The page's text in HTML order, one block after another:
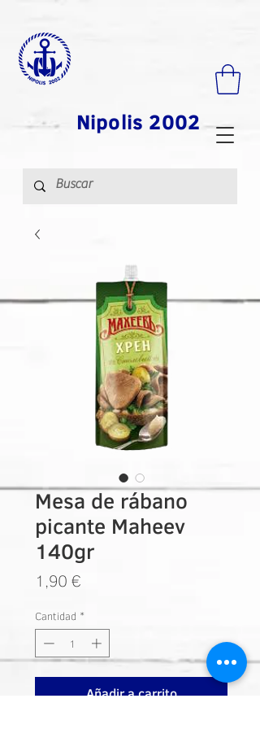
Nipolis 2002
Mesa de rábano
picante Maheev
140gr
1,90 €
Cantidad *
Añadir a carrito